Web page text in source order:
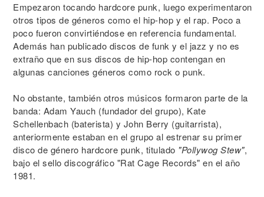
Empezaron tocando hardcore punk, luego experimentaron
otros tipos de géneros como el hip-hop y el rap. Poco a
poco fueron convirtiéndose en referencia fundamental.
Además han publicado discos de funk y el jazz y no es
extraño que en sus discos de hip-hop contengan en
algunas canciones géneros como rock o punk.
No obstante, también otros músicos formaron parte de la
banda: Adam Yauch (fundador del grupo), Kate
Schellenbach (baterista) y John Berry (guitarrista),
anteriormente estaban en el grupo al estrenar su primer
disco de género hardcore punk, titulado "Pollywog Stew",
bajo el sello discográfico "Rat Cage Records" en el año
1981.